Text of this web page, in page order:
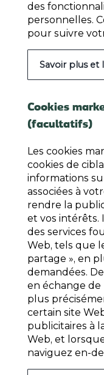
des
personnelles.
pour suivre
Savoir plus et
Cookies
(facultatifs)
Les cookies
cookies de
informations
associées à
rendre la
et vos intérêts.
des services
Web, tels que
partage », en
demandées.
en échange de
plus
certain site
publicitaires à
Web, et
naviguez en-